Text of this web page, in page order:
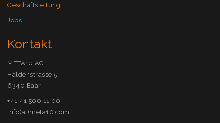
Geschäftsleitung
Jobs
Kontakt
META10 AG
Haldenstrasse 5
6340 Baar
+41 41 500 11 00
info(at)meta10.com